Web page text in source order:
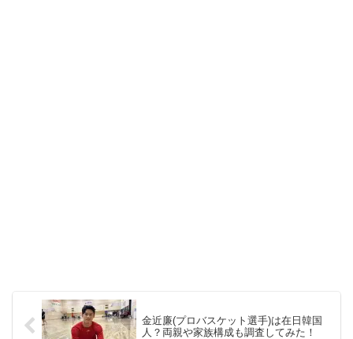
金近廉(プロバスケット選手)は在日韓国
人？両親や家族構成も調査してみた！